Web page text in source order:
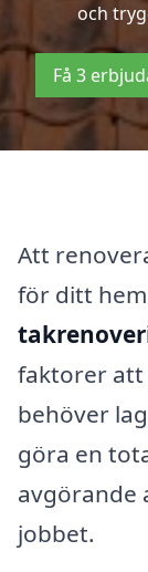
och
Få 3
Att
för ditt
faktorer att
behöver
göra en
avgörande
jobbet.